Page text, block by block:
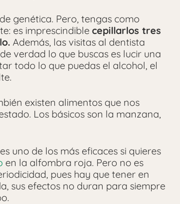
genética. Pero, tengas como
es imprescindible cepillarlos tres
Además, las visitas al dentista
verdad lo que buscas es lucir una
todo lo que puedas el alcohol, el
existen alimentos que nos
Los básicos son la manzana,
es uno de los más eficaces si quieres
en la alfombra roja. Pero no es
pues hay que tener en
sus efectos no duran para siempre